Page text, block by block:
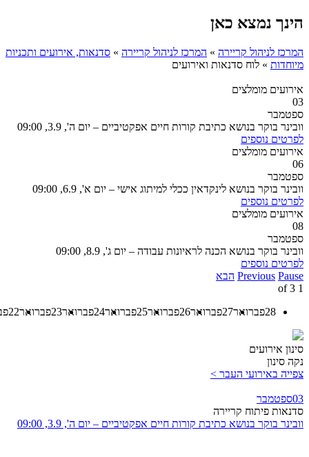
הינך נמצא כאן
המרכז לניהול קריירה » המרכז לניהול קריירה » סדנאות, אירועים ותכניות
מיוחדות » לוח סדנאות ואירועים
אירועים מומלצים
03
ספטמבר
וובינר בוקר בנושא כתיבת קורות חיים אפקטיביים – יום ה', 3.9, 09:00
לפרטים נוספים
אירועים מומלצים
06
ספטמבר
וובינר בוקר בנושא לינקדאין ככלי למיתוג אישי – יום א', 6.9, 09:00
לפרטים נוספים
אירועים מומלצים
08
ספטמבר
וובינר בוקר בנושא הכנה לראיונות עבודה – יום ג', 8.9, 09:00
לפרטים נוספים
Previous Pause
הבא
1
3
28פברואר27פברואר26פברואר25פברואר24פברואר23פברואר22
סינון אירועים
נקה סינון
צפייה באירועי העבר >
03ספטמבר
סדנאות פיתוח קריירה
וובינר בוקר בנושא כתיבת קורות חיים אפקטיביים – יום ה', 3.9, 09:00